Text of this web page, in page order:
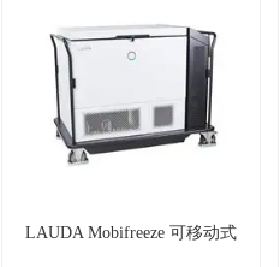
LAUDA Mobifreeze 可移动式